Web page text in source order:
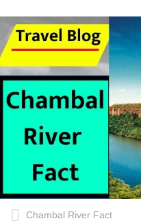
Chambal River Fact